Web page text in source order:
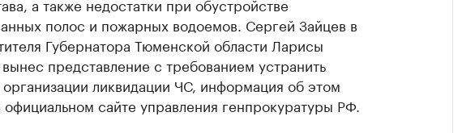
полос и пожарных водоемов. Сергей Зайцев в
Губернатора Тюменской области Ларисы
представление с требованием устранить
ликвидации ЧС, информация об этом
официальном сайте управления генпрокуратуры РФ.